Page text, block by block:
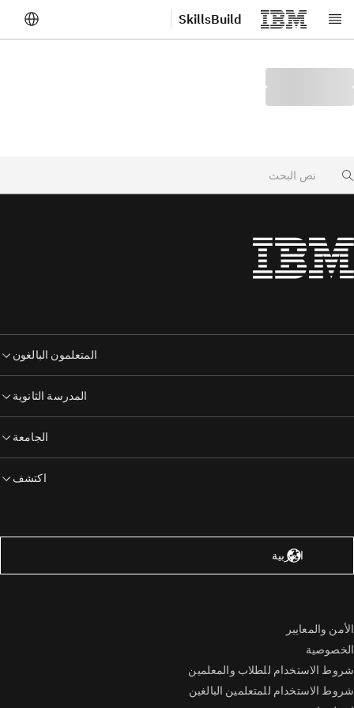
الانتقال إلى المحتوى الرئيسي
SkillsBuild
Search
المتعلمون البالغون
المدرسة الثانوية
الجامعة
اكتشف
العربية
الأمن والمعايير
الخصوصية
شروط الاستخدام للطلاب والمعلمين
شروط الاستخدام للمتعلمين البالغين